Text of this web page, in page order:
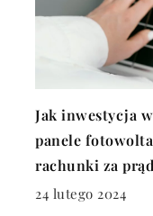
Jak inwestycja
panele
rachunki za
24 lutego 2024